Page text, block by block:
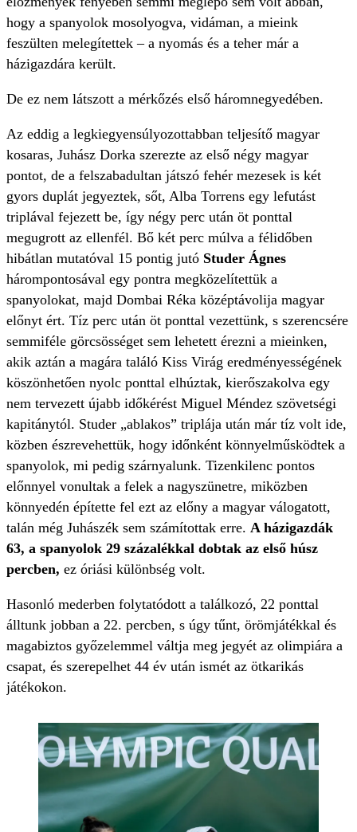
hogy a spanyolok mosolyogva, vidáman, a mieink
feszülten melegítettek – a nyomás és a teher már a
házigazdára került.
De ez nem látszott a mérkőzés első háromnegyedében.
Az eddig a legkiegyensúlyozottabban teljesítő magyar
kosaras, Juhász Dorka szerezte az első négy magyar
pontot, de a felszabadultan játszó fehér mezesek is két
gyors duplát jegyeztek, sőt, Alba Torrens egy lefutást
triplával fejezett be, így négy perc után öt ponttal
megugrott az ellenfél. Bő két perc múlva a félidőben
hibátlan mutatóval 15 pontig jutó Studer Ágnes
hárompontosával egy pontra megközelítettük a
spanyolokat, majd Dombai Réka középtávolija magyar
előnyt ért. Tíz perc után öt ponttal vezettünk, s szerencsére
semmiféle görcsösséget sem lehetett érezni a mieinken,
akik aztán a magára találó Kiss Virág eredményességének
köszönhetően nyolc ponttal elhúztak, kierőszakolva egy
nem tervezett újabb időkérést Miguel Méndez szövetségi
kapitánytól. Studer „ablakos” triplája után már tíz volt ide,
közben észrevehettük, hogy időnként könnyelműsködtek a
spanyolok, mi pedig szárnyalunk. Tizenkilenc pontos
előnnyel vonultak a felek a nagyszünetre, miközben
könnyedén építette fel ezt az előny a magyar válogatott,
talán még Juhászék sem számítottak erre. A házigazdák
63, a spanyolok 29 százalékkal dobtak az első húsz
percben, ez óriási különbség volt.
Hasonló mederben folytatódott a találkozó, 22 ponttal
álltunk jobban a 22. percben, s úgy tűnt, örömjátékkal és
magabiztos győzelemmel váltja meg jegyét az olimpiára a
csapat, és szerepelhet 44 év után ismét az ötkarikás
játékokon.